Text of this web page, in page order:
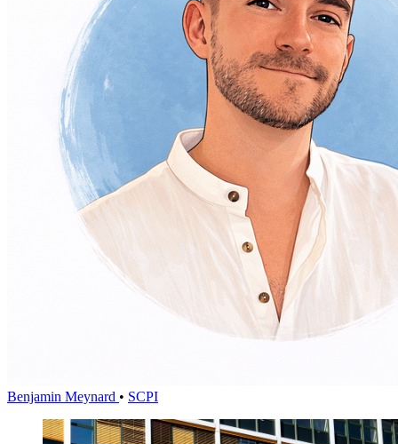
Benjamin Meynard • SCPI